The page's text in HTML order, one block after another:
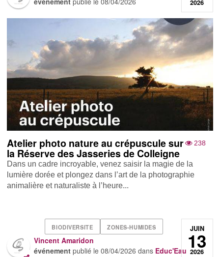
2026
238
Atelier photo nature au crépuscule sur
la Réserve des Jasseries de Colleigne
Dans un cadre incroyable, venez saisir la magie de la
lumière dorée et plongez dans l’art de la photographie
animalière et naturaliste à l’heure...
BIODIVERSITE ZONES-HUMIDES
Vincent Amaridon
événement publié le08/04/2026 dans Educ'Eau
JUIN
13
2026